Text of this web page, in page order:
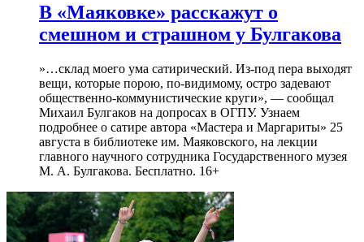
В «Маяковке» расскажут о
смешном и страшном у Булгакова
»…склад моего ума сатирический. Из-под пера выходят
вещи, которые порою, по-видимому, остро задевают
общественно-коммунистические круги», — сообщал
Михаил Булгаков на допросах в ОГПУ. Узнаем
подробнее о сатире автора «Мастера и Маргариты» 25
августа в библиотеке им. Маяковского, на лекции
главного научного сотрудника Государственного музея
М. А. Булгакова. Бесплатно. 16+